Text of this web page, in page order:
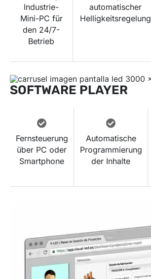
Industrie-
Mini-PC für
den 24/7-
Betrieb
automatischer
Helligkeitsregelung
SOFTWARE PLAYER
Fernsteuerung
über PC oder
Smartphone
Automatische
Programmierung
der Inhalte